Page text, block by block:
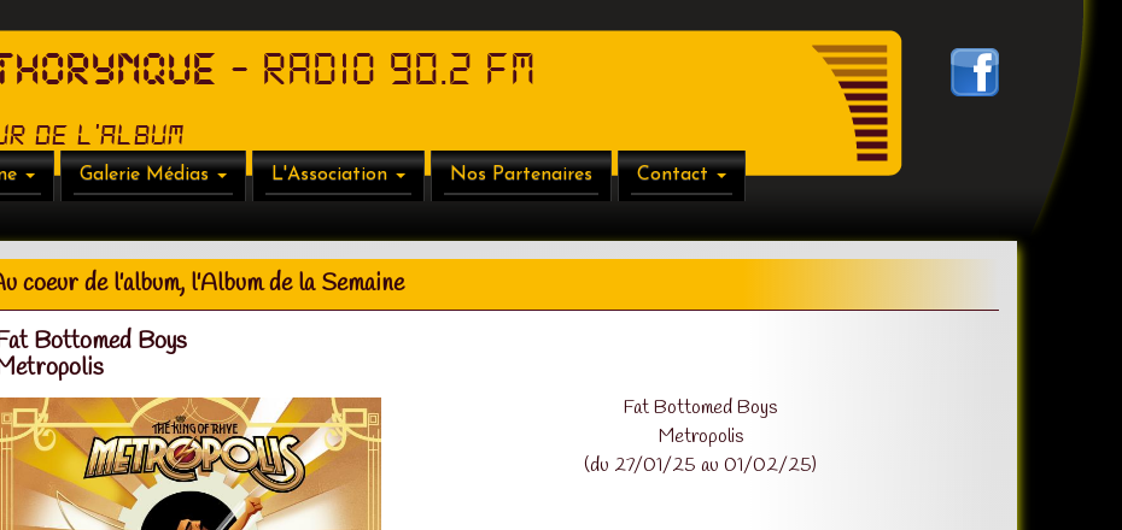
- RADIO 90.2 FM
de l'album
Galerie Médias L'Association Nos Partenaires Contact
P�riglioni
coeur de l'album, l'Album de la Semaine
Bottomed Boys
Fat Bottomed Boys
Metropolis
(du 27/01/25 au 01/02/25)